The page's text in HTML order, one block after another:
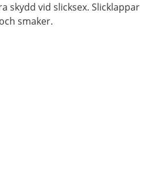
vid slicksex. Slicklappar
smaker.